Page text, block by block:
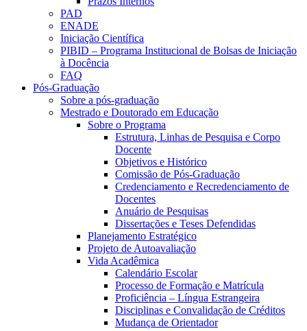
PAD
ENADE
Iniciação Científica
PIBID – Programa Institucional de Bolsas de Iniciação
à Docência
FAQ
Pós-Graduação
Sobre a pós-graduação
Mestrado e Doutorado em Educação
Sobre o Programa
Estrutura, Linhas de Pesquisa e Corpo
Docente
Objetivos e Histórico
Comissão de Pós-Graduação
Credenciamento e Recredenciamento de
Docentes
Anuário de Pesquisas
Dissertações e Teses Defendidas
Planejamento Estratégico
Projeto de Autoavaliação
Vida Acadêmica
Calendário Escolar
Processo de Formação e Matrícula
Proficiência – Língua Estrangeira
Disciplinas e Convalidação de Créditos
Mudança de Orientador